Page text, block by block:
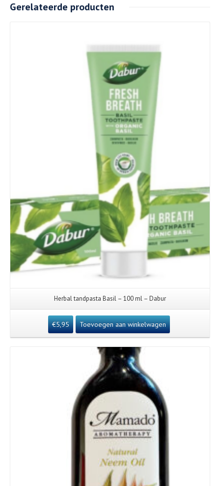
Gerelateerde producten
Herbal tandpasta Basil – 100 ml – Dabur
€5,95 Toevoegen aan winkelwagen
Details